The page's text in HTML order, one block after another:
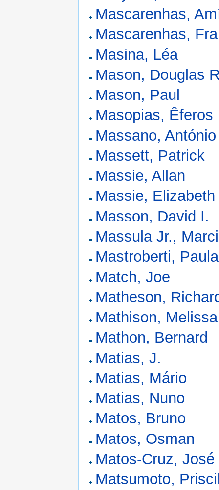
Mascarenhas,
Mascarenhas,
Masina, Léa
Mason, Douglas
Mason, Paul
Masopias, Êferos
Massano,
Massett, Patrick
Massie, Allan
Massie, Elizabeth
Masson, David I.
Massula Jr.,
Mastroberti, Paula
Match, Joe
Matheson,
Mathison, Melissa
Mathon, Bernard
Matias, J.
Matias, Mário
Matias, Nuno
Matos, Bruno
Matos, Osman
Matos-Cruz, José
Matsumoto,